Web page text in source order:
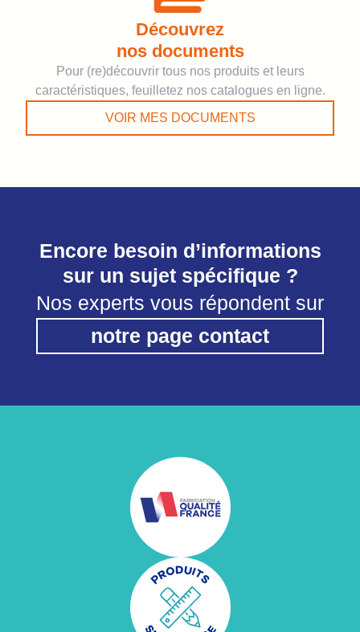
Découvrez
nos documents
Pour (re)découvrir tous nos produits et leurs
caractéristiques, feuilletez nos catalogues en ligne.
VOIR MES DOCUMENTS
Encore besoin d’informations
sur un sujet spécifique ?
Nos experts vous répondent sur
notre page contact